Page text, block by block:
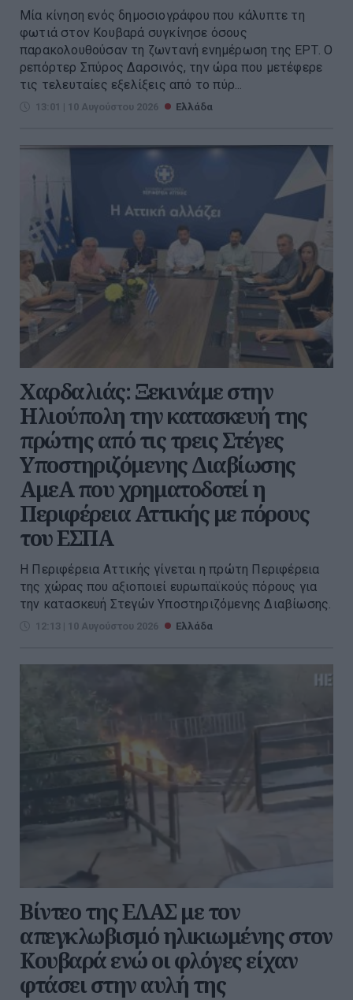
Μία κίνηση ενός δημοσιογράφου που κάλυπτε τη
φωτιά στον Κουβαρά συγκίνησε όσους
παρακολουθούσαν τη ζωντανή ενημέρωση της ΕΡΤ. Ο
ρεπόρτερ Σπύρος Δαρσινός, την ώρα που μετέφερε
τις τελευταίες εξελίξεις από το πύρ...
13:01 | 10 Αυγούστου 2026 Ελλάδα
Χαρδαλιάς: Ξεκινάμε στην
Ηλιούπολη την κατασκευή της
πρώτης από τις τρεις Στέγες
Υποστηριζόμενης Διαβίωσης
ΑμεΑ που χρηματοδοτεί η
Περιφέρεια Αττικής με πόρους
του ΕΣΠΑ
Η Περιφέρεια Αττικής γίνεται η πρώτη Περιφέρεια
της χώρας που αξιοποιεί ευρωπαϊκούς πόρους για
την κατασκευή Στεγών Υποστηριζόμενης Διαβίωσης.
12:13 | 10 Αυγούστου 2026 Ελλάδα
Βίντεο της ΕΛΑΣ με τον
απεγκλωβισμό ηλικιωμένης στον
Κουβαρά ενώ οι φλόγες είχαν
φτάσει στην αυλή της